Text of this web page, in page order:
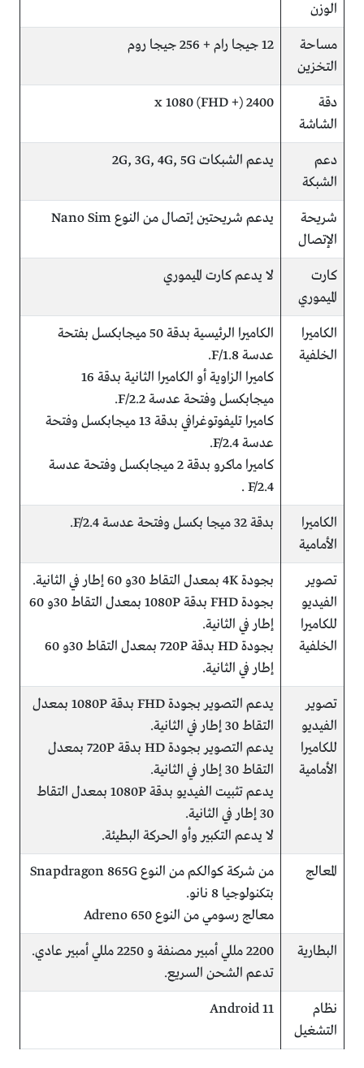
الوزن
مساحة
التخزين
12 جيجا رام + 256 جيجا روم
دقة
الشاشة
2400 x 1080 (FHD +)
دعم
الشبكة
يدعم الشبكات 2G, 3G, 4G, 5G
شريحة
الإتصال
يدعم شريحتين إتصال من النوع Nano Sim
كارت
الميموري
لا يدعم كارت الميموري
الكاميرا
الخلفية
الكاميرا الرئيسية بدقة 50 ميجابكسل بفتحة
عدسة 1.8/F.
كاميرا الزاوية أو الكاميرا الثانية بدقة 16
ميجابكسل وفتحة عدسة 2.2/F.
كاميرا تليفوتوغرافي بدقة 13 ميجابكسل وفتحة
عدسة F/2.4.
كاميرا ماكرو بدقة 2 ميجابكسل وفتحة عدسة
F/2.4 .
الكاميرا
الأمامية
بدقة 32 ميجا بكسل وفتحة عدسة F/2.4.
تصوير
الفيديو
للكاميرا
الخلفية
بجودة 4K بمعدل التقاط 30و 60 إطار في الثانية.
بجودة FHD بدقة 1080P بمعدل التقاط 30و 60
إطار في الثانية.
بجودة HD بدقة 720P بمعدل التقاط 30و 60
إطار في الثانية.
تصوير
الفيديو
للكاميرا
الأمامية
يدعم التصوير بجودة FHD بدقة 1080P بمعدل
التقاط 30 إطار في الثانية.
يدعم التصوير بجودة HD بدقة 720P بمعدل
التقاط 30 إطار في الثانية.
يدعم تثبيت الفيديو بدقة 1080P بمعدل التقاط
30 إطار في الثانية.
لا يدعم التكبير وأو الحركة البطيئة.
المعالج
من شركة كوالكم من النوع Snapdragon 865G
بتكنولوجيا 8 نانو.
معالج رسومي من النوع Adreno 650
البطارية
2200 مللي أمبير مصنفة و 2250 مللي أمبير عادي.
تدعم الشحن السريع.
نظام
التشغيل
Android 11